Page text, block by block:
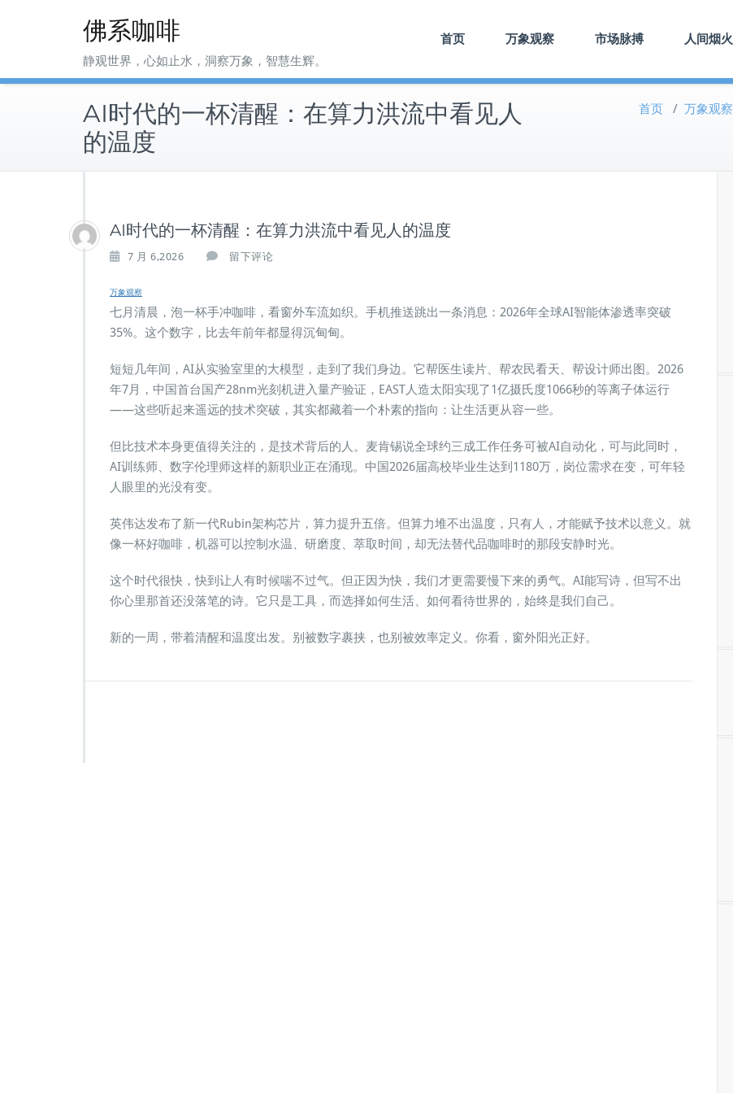
佛系咖啡
静观世界，心如止水，洞察万象，智慧生辉。
首页 万象观察 市场脉搏 人间烟火
AI时代的一杯清醒：在算力洪流中看见人
的温度
首页 / 万象观察
AI时代的一杯清醒：在算力洪流中看见人的温度
7 月 6,2026 留下评论
万象观察
七月清晨，泡一杯手冲咖啡，看窗外车流如织。手机推送跳出一条消息：2026年全球AI智能体渗透率突破
35%。这个数字，比去年前年都显得沉甸甸。
短短几年间，AI从实验室里的大模型，走到了我们身边。它帮医生读片、帮农民看天、帮设计师出图。2026
年7月，中国首台国产28nm光刻机进入量产验证，EAST人造太阳实现了1亿摄氏度1066秒的等离子体运行
——这些听起来遥远的技术突破，其实都藏着一个朴素的指向：让生活更从容一些。
但比技术本身更值得关注的，是技术背后的人。麦肯锡说全球约三成工作任务可被AI自动化，可与此同时，
AI训练师、数字伦理师这样的新职业正在涌现。中国2026届高校毕业生达到1180万，岗位需求在变，可年轻
人眼里的光没有变。
英伟达发布了新一代Rubin架构芯片，算力提升五倍。但算力堆不出温度，只有人，才能赋予技术以意义。就
像一杯好咖啡，机器可以控制水温、研磨度、萃取时间，却无法替代品咖啡时的那段安静时光。
这个时代很快，快到让人有时候喘不过气。但正因为快，我们才更需要慢下来的勇气。AI能写诗，但写不出
你心里那首还没落笔的诗。它只是工具，而选择如何生活、如何看待世界的，始终是我们自己。
新的一周，带着清醒和温度出发。别被数字裹挟，也别被效率定义。你看，窗外阳光正好。